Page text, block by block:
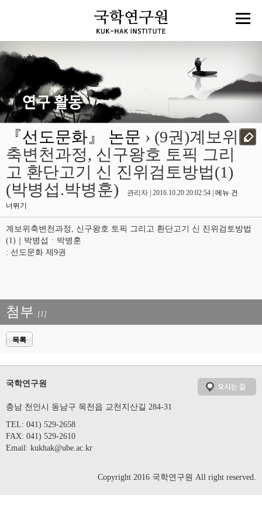
『선도문화』 논문 › (9권)계보위
축변천과정, 신구왕호 토픽 그리
고 환단고기 신 진위검토방법(1)
(박병섭.박병훈)
관리자 | 2016.10.20 20:02:54 | 메뉴 건
너뛰기
계보위축변천과정, 신구왕호 토픽 그리고 환단고기 신 진위검토방법
(1)｜박병섭ㆍ박병훈
: 선도문화 제9권
첨부 [1]
목록
국학연구원
충남 천안시 동남구 목천읍 교천지산길 284-31
TEL: 041) 529-2658
FAX: 041) 529-2610
Email: kukhak@ube.ac.kr
Copyright 2016 국학연구원 All right reserved.